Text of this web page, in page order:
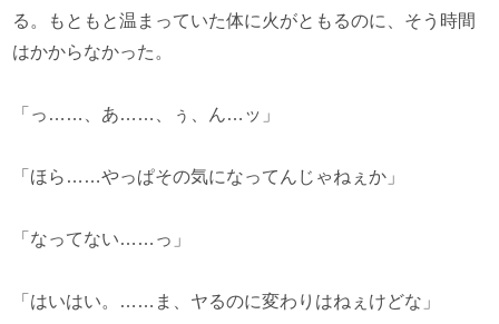
る。もともと温まっていた体に火がともるのに、そう時間
はかからなかった。
「っ……、あ……、ぅ、ん…ッ」
「ほら……やっぱその気になってんじゃねぇか」
「なってない……っ」
「はいはい。……ま、ヤるのに変わりはねぇけどな」